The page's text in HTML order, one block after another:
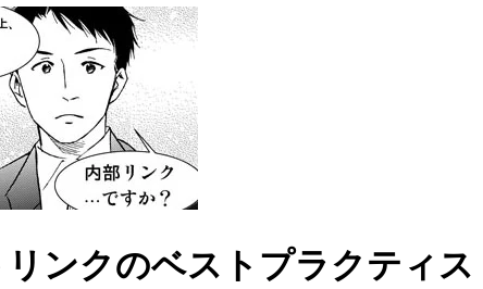
ンクのベストプラクティス